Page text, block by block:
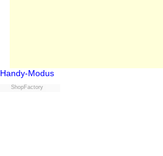
Handy-Modus
ShopFactory